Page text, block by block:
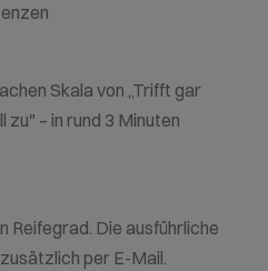
Skala von „Trifft gar
zu" – in rund 3 Minuten
Reifegrad. Die ausführliche
per E-Mail.